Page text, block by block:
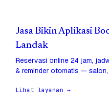
Jasa Bikin Aplikasi
Landak
Reservasi online 24 jam,
& reminder otomatis —
Lihat layanan →